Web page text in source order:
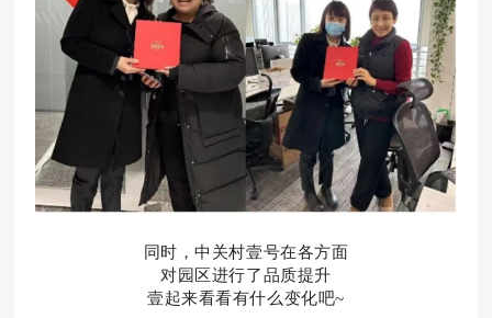
同时，中关村壹号在各方面
对园区进行了品质提升
壹起来看看有什么变化吧~